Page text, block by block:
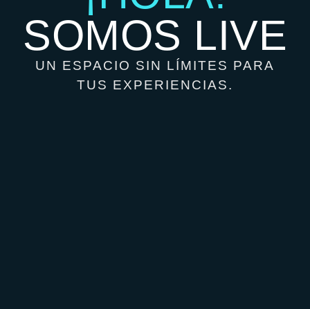
SOMOS LIVE
UN ESPACIO SIN LÍMITES PARA
TUS EXPERIENCIAS.